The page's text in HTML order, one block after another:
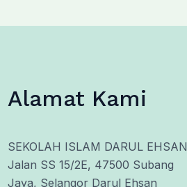
Alamat Kami
SEKOLAH ISLAM DARUL EHSAN
Jalan SS 15/2E, 47500 Subang
Jaya, Selangor Darul Ehsan